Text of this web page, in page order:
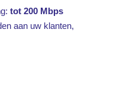
tot 200 Mbps
aan uw klanten,